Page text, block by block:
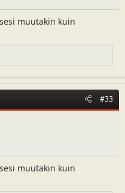
muutakin kuin
#33
muutakin kuin